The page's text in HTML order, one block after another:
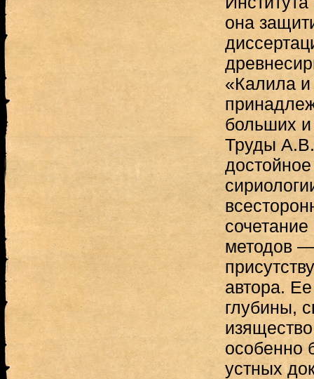
она
«Калила
больших
Труды
методов —
автора.
глубины,
особенно
устных